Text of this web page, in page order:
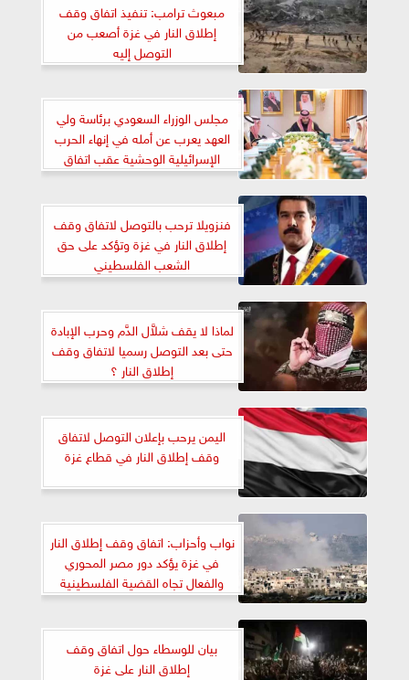
مبعوث ترامب: تنفيذ اتفاق وقف
إطلاق النار في غزة أصعب من
التوصل إليه
مجلس الوزراء السعودي برئاسة ولي
العهد يعرب عن أمله في إنهاء الحرب
الإسرائيلية الوحشية عقب اتفاق
وقف إطلاق النار بقطاع غزة
فنزويلا ترحب بالتوصل لاتفاق وقف
إطلاق النار في غزة وتؤكد على حق
الشعب الفلسطيني
لماذا لا يقف شلاَّل الدَّم وحرب الإبادة
حتى بعد التوصل رسميا لاتفاق وقف
إطلاق النار ؟
اليمن يرحب بإعلان التوصل لاتفاق
وقف إطلاق النار في قطاع غزة
نواب وأحزاب: اتفاق وقف إطلاق النار
في غزة يؤكد دور مصر المحوري
والفعال تجاه القضية الفلسطينية
بيان للوسطاء حول اتفاق وقف
إطلاق النار على غزة